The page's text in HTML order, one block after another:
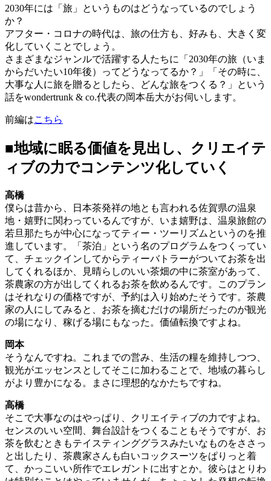
2030年には「旅」というものはどうなっているのでしょう
か？
アフター・コロナの時代は、旅の仕方も、好みも、大きく変
化していくことでしょう。
さまざまなジャンルで活躍する人たちに「2030年の旅（いま
からだいたい10年後）ってどうなってるか？」「その時に、
大事な人に旅を贈るとしたら、どんな旅をつくる？」という
話をwondertrunk & co.代表の岡本岳大がお伺いします。
前編はこちら
■地域に眠る価値を見出し、クリエイテ
ィブの力でコンテンツ化していく
高橋
僕らは昔から、日本茶発祥の地とも言われる佐賀県の温泉
地・嬉野に関わっているんですが、いま嬉野は、温泉旅館の
若旦那たちが中心になってティー・ツーリズムというのを推
進しています。「茶泊」という名のプログラムをつくってい
て、チェックインしてからティーバトラーがついてお茶を出
してくれるほか、見晴らしのいい茶畑の中に茶室があって、
茶農家の方が出してくれるお茶を飲めるんです。このプラン
はそれなりの価格ですが、予約は入り始めたそうです。茶農
家の人にしてみると、お茶を摘むだけの場所だったのが観光
の場になり、稼げる場にもなった。価値転換ですよね。
岡本
そうなんですね。これまでの営み、生活の糧を維持しつつ、
観光がエッセンスとしてそこに加わることで、地域の暮らし
がより豊かになる。まさに理想的なかたちですね。
高橋
そこで大事なのはやっぱり、クリエイティブの力ですよね。
センスのいい空間、舞台設計をつくることもそうですが、お
茶を飲むときもテイスティンググラスみたいなものをささっ
と出したり、茶農家さんも白いコックスーツをぱりっと着
て、かっこいい所作でエレガントに出すとか。彼らはとりわ